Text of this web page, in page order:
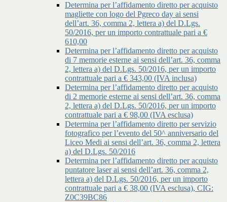
Determina per l’affidamento diretto per acquisto
magliette con logo del Pgreco day ai sensi
dell’art. 36, comma 2, lettera a) del D.Lgs.
50/2016, per un importo contrattuale pari a €
610,00
Determina per l’affidamento diretto per acquisto
di 7 memorie esterne ai sensi dell’art. 36, comma
2, lettera a) del D.Lgs. 50/2016, per un importo
contrattuale pari a € 343,00 (IVA inclusa)
Determina per l’affidamento diretto per acquisto
di 2 memorie esterne ai sensi dell’art. 36, comma
2, lettera a) del D.Lgs. 50/2016, per un importo
contrattuale pari a € 98,00 (IVA esclusa)
Determina per l’affidamento diretto per servizio
fotografico per l’evento del 50^ anniversario del
Liceo Medi ai sensi dell’art. 36, comma 2, lettera
a) del D.Lgs. 50/2016
Determina per l’affidamento diretto per acquisto
puntatore laser ai sensi dell’art. 36, comma 2,
lettera a) del D.Lgs. 50/2016, per un importo
contrattuale pari a € 38,00 (IVA esclusa), CIG:
Z0C39BC86